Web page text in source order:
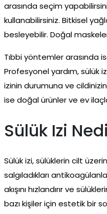
arasında seçim
kullanabilirsiniz. Bitkisel
besleyebilir. Doğal
Tıbbi yöntemler arasında
Profesyonel yardım, sülük
izinin durumuna ve
ise doğal ürünler ve ev
Sülük Izi
Sülük izi, sülüklerin cilt
salgıladıkları
akışını hızlandırır ve
bazı kişiler için estetik bir